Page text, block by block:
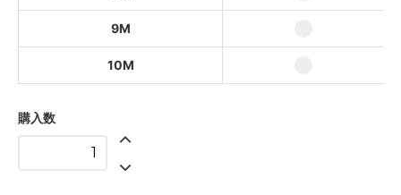
円)
9M
9M
10M
購入数